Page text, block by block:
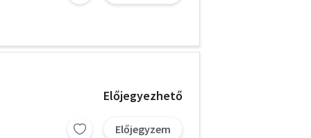
Előjegyezhető
Előjegyzem